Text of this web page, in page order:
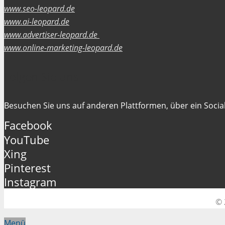
www.seo-leopard.de
www.ai-leopard.de
www.advertiser-leopard.de
www.online-marketing-leopard.de
Besuchen Sie uns auf anderen Plattformen, über ein
Facebook
YouTube
Xing
Pinterest
Instagram
©